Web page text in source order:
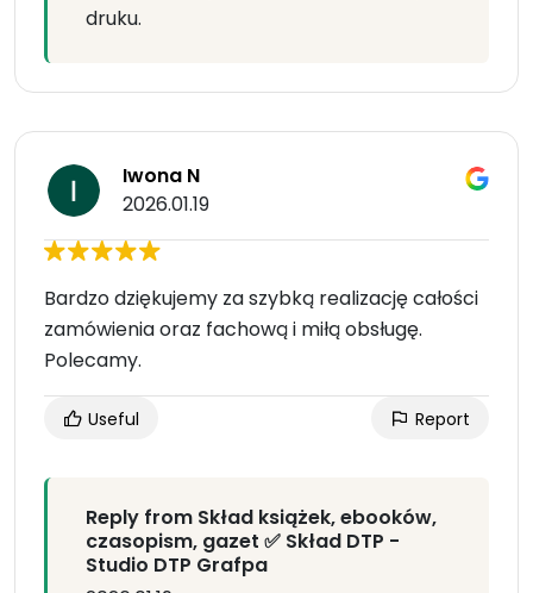
druku.
Iwona N
2026.01.19
Bardzo dziękujemy za szybką realizację całości
zamówienia oraz fachową i miłą obsługę.
Polecamy.
Useful Report
Reply from Skład książek, ebooków,
czasopism, gazet ✅ Skład DTP -
Studio DTP Grafpa